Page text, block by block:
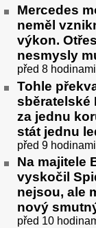
Mercedes
neměl
výkon.
nesmysly
před 8 hodinami
Tohle
sběratelské
za jednu
stát jednu
před 9 hodinami
Na majitele
vyskočil
nejsou, ale
nový
před 10